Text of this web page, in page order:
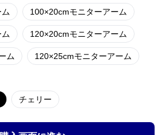
100×20cmモニターアーム
120×20cmモニターアーム
ム 120×25cmモニターアーム
チェリー